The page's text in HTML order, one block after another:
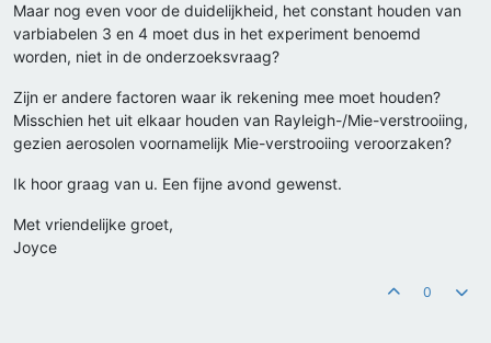
Maar nog even voor de duidelijkheid, het constant houden van
varbiabelen 3 en 4 moet dus in het experiment benoemd
worden, niet in de onderzoeksvraag?
Zijn er andere factoren waar ik rekening mee moet houden?
Misschien het uit elkaar houden van Rayleigh-/Mie-verstrooiing,
gezien aerosolen voornamelijk Mie-verstrooiing veroorzaken?
Ik hoor graag van u. Een fijne avond gewenst.
Met vriendelijke groet,
Joyce
0